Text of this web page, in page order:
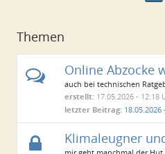
Themen
Online Abzocke
auch bei technischen
erstellt: 17.05.2026 -
letzter Beitrag: 18.05.2026
Klimaleugner